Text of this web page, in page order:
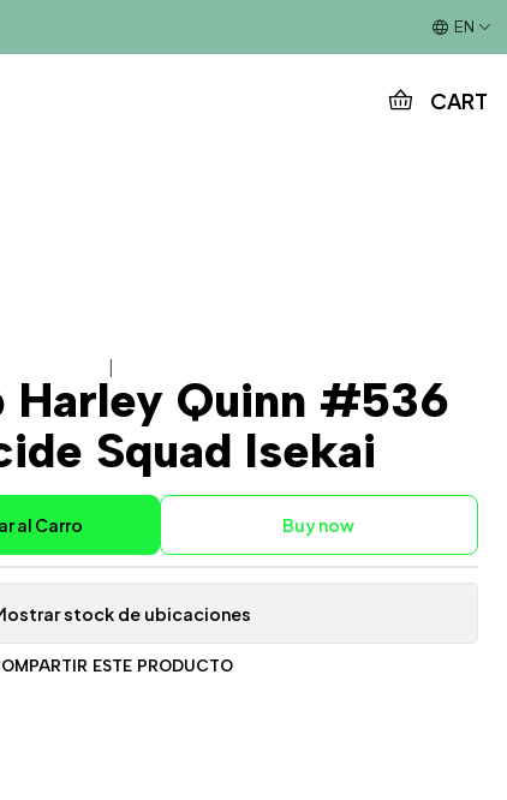
CART
EN
Harley Quinn #536
Squad Isekai
al Carro Buy now
stock de ubicaciones
ESTE PRODUCTO